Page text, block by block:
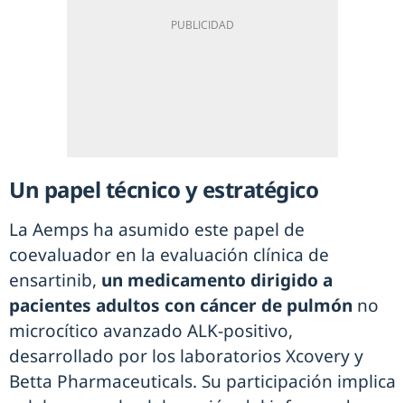
Un papel técnico y estratégico
La Aemps ha asumido este papel de
coevaluador en la evaluación clínica de
ensartinib, un medicamento dirigido a
pacientes adultos con cáncer de pulmón no
microcítico avanzado ALK-positivo,
desarrollado por los laboratorios Xcovery y
Betta Pharmaceuticals. Su participación implica